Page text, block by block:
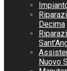
Decima
Nuovo